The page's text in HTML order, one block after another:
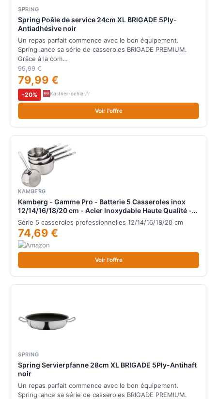
SPRING
Spring Poêle de service 24cm XL BRIGADE 5Ply-
Antiadhésive noir
Un repas parfait commence avec le bon équipement.
Spring lance sa série de casseroles BRIGADE PREMIUM.
Grâce à la com…
99,99 €
79,99 €
-20% Kastner-oehler.fr
Voir l'offre
KAMBERG
Kamberg - Gamme Pro - Batterie 5 Casseroles inox
12/14/16/18/20 cm - Acier Inoxydable Haute Qualité -
Poignée anti chaleur Argent - Tous Feux dont
Induction - 0008077
Série 5 casseroles professionnelles 12/14/16/18/20 cm
74,69 €
Voir l'offre
SPRING
Spring Servierpfanne 28cm XL BRIGADE 5Ply-Antihaft
noir
Un repas parfait commence avec le bon équipement.
Spring lance sa série de casseroles BRIGADE PREMIUM.